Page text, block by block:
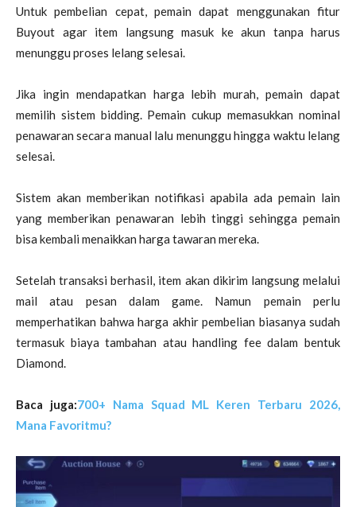
Untuk pembelian cepat, pemain dapat menggunakan fitur
Buyout agar item langsung masuk ke akun tanpa harus
menunggu proses lelang selesai.
Jika ingin mendapatkan harga lebih murah, pemain dapat
memilih sistem bidding. Pemain cukup memasukkan nominal
penawaran secara manual lalu menunggu hingga waktu lelang
selesai.
Sistem akan memberikan notifikasi apabila ada pemain lain
yang memberikan penawaran lebih tinggi sehingga pemain
bisa kembali menaikkan harga tawaran mereka.
Setelah transaksi berhasil, item akan dikirim langsung melalui
mail atau pesan dalam game. Namun pemain perlu
memperhatikan bahwa harga akhir pembelian biasanya sudah
termasuk biaya tambahan atau handling fee dalam bentuk
Diamond.
Baca juga:700+ Nama Squad ML Keren Terbaru 2026,
Mana Favoritmu?